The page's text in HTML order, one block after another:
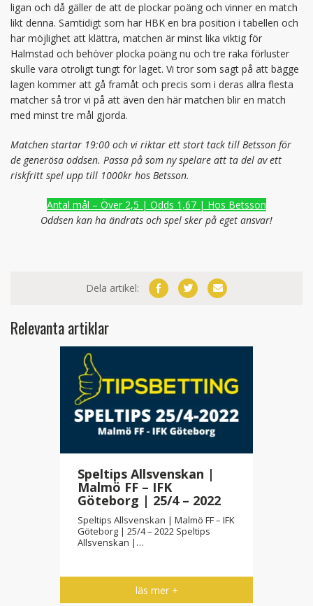
ligan och då gäller de att de plockar poäng och vinner en match
likt denna. Samtidigt som har HBK en bra position i tabellen och
har möjlighet att klättra, matchen är minst lika viktig för
Halmstad och behöver plocka poäng nu och tre raka förluster
skulle vara otroligt tungt för laget. Vi tror som sagt på att bägge
lagen kommer att gå framåt och precis som i deras allra flesta
matcher så tror vi på att även den här matchen blir en match
med minst tre mål gjorda.
Matchen startar 19:00 och vi riktar ett stort tack till Betsson för
de generösa oddsen. Passa på som ny spelare att ta del av ett
riskfritt spel upp till 1000kr hos Betsson.
Antal mål – Över 2,5 | Odds 1,67 | Hos Betsson
Oddsen kan ha ändrats och spel sker på eget ansvar!
Dela artikel:
Relevanta artiklar
Speltips Allsvenskan |
Malmö FF – IFK
Göteborg | 25/4 – 2022
Speltips Allsvenskan | Malmö FF – IFK
Göteborg | 25/4 – 2022 Speltips
Allsvenskan |…
läs mer +